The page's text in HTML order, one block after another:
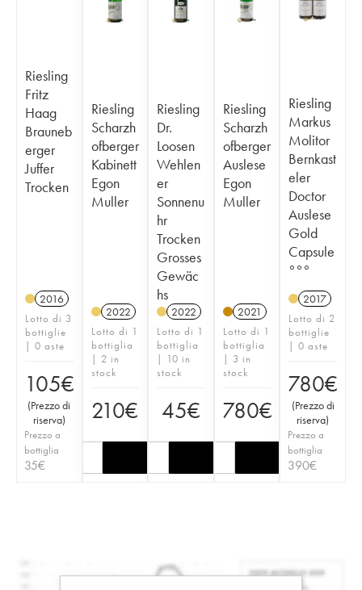
Riesling
Fritz
Haag
Brauneb
erger
Juffer
Trocken
2016
Lotto di 3
bottiglie
| 0 aste
105€
(Prezzo di
riserva)
Prezzo a
bottiglia
35€
Riesling
Scharzh
ofberger
Kabinett
Egon
Muller
2022
Lotto di 1
bottiglia
| 2 in
stock
210€
Riesling
Dr.
Loosen
Wehlen
er
Sonnenu
hr
Trocken
Grosses
Gewäc
hs
2022
Lotto di 1
bottiglia
| 10 in
stock
45€
Riesling
Scharzh
ofberger
Auslese
Egon
Muller
2021
Lotto di 1
bottiglia
| 3 in
stock
780€
Riesling
Markus
Molitor
Bernkast
eler
Doctor
Auslese
Gold
Capsule
°°°
2017
Lotto di 2
bottiglie
| 0 aste
780€
(Prezzo di
riserva)
Prezzo a
bottiglia
390€